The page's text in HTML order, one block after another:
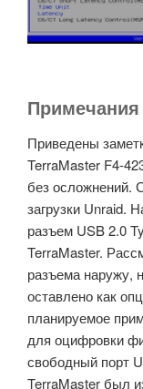
Приведены
TerraMaster F4-
без осложнений.
загрузки Unraid.
разъем USB 2.0
TerraMaster.
разъема наружу,
оставлено как
планируемое
для оцифровки
свободный порт
TerraMaster был